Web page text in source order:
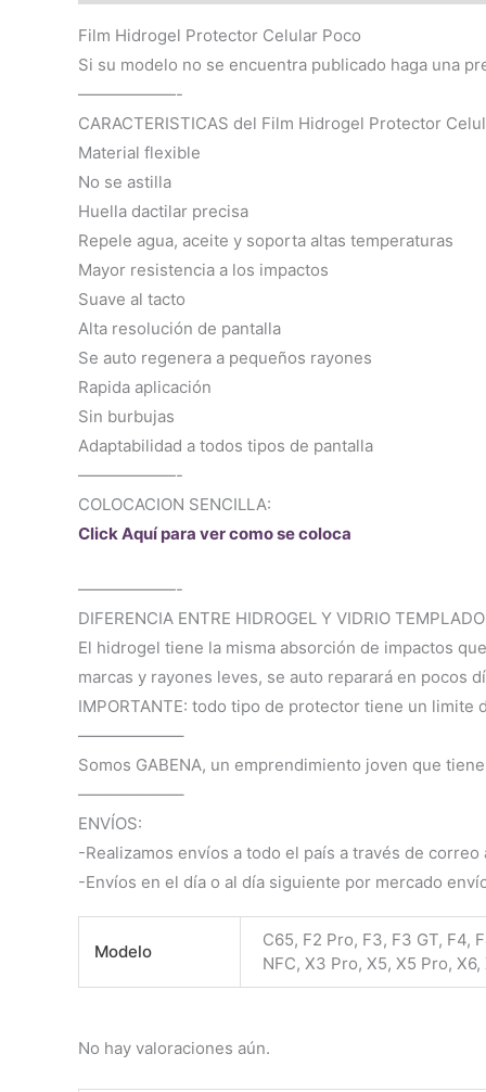
Film Hidrogel Protector Celular Poco
Si su modelo no se encuentra publicado haga una
——————-
CARACTERISTICAS del Film Hidrogel Protector
Material flexible
No se astilla
Huella dactilar precisa
Repele agua, aceite y soporta altas temperaturas
Mayor resistencia a los impactos
Suave al tacto
Alta resolución de pantalla
Se auto regenera a pequeños rayones
Rapida aplicación
Sin burbujas
Adaptabilidad a todos tipos de pantalla
——————-
COLOCACION SENCILLA:
Click Aquí para ver como se coloca
——————-
DIFERENCIA ENTRE HIDROGEL Y VIDRIO TEMPLADO
El hidrogel tiene la misma absorción de impactos
marcas y rayones leves, se auto reparará en pocos
IMPORTANTE: todo tipo de protector tiene un
——————–
Somos GABENA, un emprendimiento joven que
——————–
ENVÍOS:
-Realizamos envíos a todo el país a través de
-Envíos en el día o al día siguiente por mercado
Modelo
C65, F2 Pro, F3, F3 GT, F4,
NFC, X3 Pro, X5, X5 Pro,
No hay valoraciones aún.